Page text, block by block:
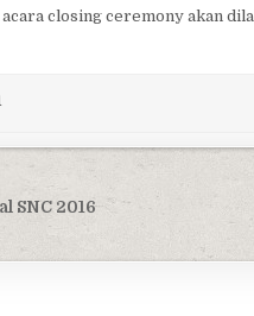
closing ceremony akan
SNC 2016